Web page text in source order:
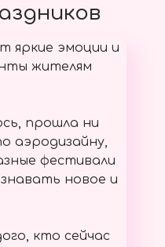
яркие эмоции и
жителям
прошла ни
аэродизайну,
фестивали
новое и
кто сейчас